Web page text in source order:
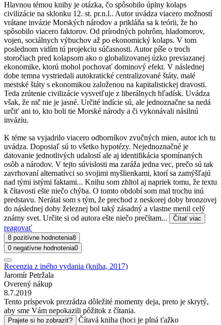
Hlavnou témou knihy je otázka, čo spôsobilo úplny kolaps
civilizácie na sklonku 12. st. pr.n.l.. Autor uvádza viacero možností
vrátane invázie Morských národov a prikláňa sa k teórii, že ho
spôsobilo viacero faktorov. Od prírodných pohrôm, hladomorov,
vojen, sociálnych výbuchov až po ekonomický kolaps. V tom
poslednom vidím tú projekciu súčasnosti. Autor píše o troch
storočiach pred kolapsom ako o globalizovanej úzko previazanej
ekonomike, ktorú mohol pochovať dominový efekt. V následnej
dobe temna vystriedali autokratické centralizované štáty, malé
mestské štáty s ekonomikou založenou na kapitalistickej dravosti.
Teda zrútenie civilizácie vysvetľuje z liberálnych hľadísk. Uvádza
však, že nič nie je jasné. Určité indície sú, ale jednoznačne sa nedá
určiť ani to, kto boli tie Morské národy a či vykonávali násilnú
inváziu.
K téme sa vyjadrilo viacero odborníkov zvučných mien, autor ich tu
uvádza. Doposiaľ sú to všetko hypotézy. Nejednoznačné je
datovanie jednotlivých udalostí ale aj identifikácia spomínaných
osôb a národov. V tejto súvislosti ma zaráža jedna vec, prečo sú tak
zavrhovaní alternatívci so svojimi myšlienkami, ktorí sa zamýšľajú
nad tými istými faktami... Knihu som zhltol aj napriek tomu, že textu
k čítavosti ešte niečo chýba. O tomto období som mal trochu inú
predstavu. Nerátal som s tým, že prechod z neskorej doby bronzovej
do následnej doby železnej bol taký zásadný a vlastne menil celý
známy svet. Určite si od autora ešte niečo prečítam...
Čítať viac
reagovať
8 pozitívne hodnotenia8
0 negatívne hodnotenia0
Recenzia z iného vydania (kniha, 2017)
Jaromír Petržala
Overený nákup
8.7.2019
Tento príspevok prezrádza dôležité momenty deja, preto je skrytý,
aby sme Vám nepokazili pôžitok z čítania.
Prajete si ho zobraziť?
Čítavá kniha (hoci je plná ťažko